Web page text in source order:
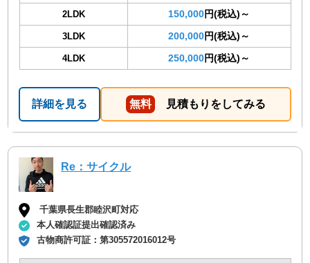
2LDK 150,000円(税込)～
3LDK 200,000円(税込)～
4LDK 250,000円(税込)～
詳細を見る 無料 見積もりをしてみる
Re：サイクル
千葉県長生郡睦沢町対応
本人確認証提出確認済み
古物商許可証：第305572016012号